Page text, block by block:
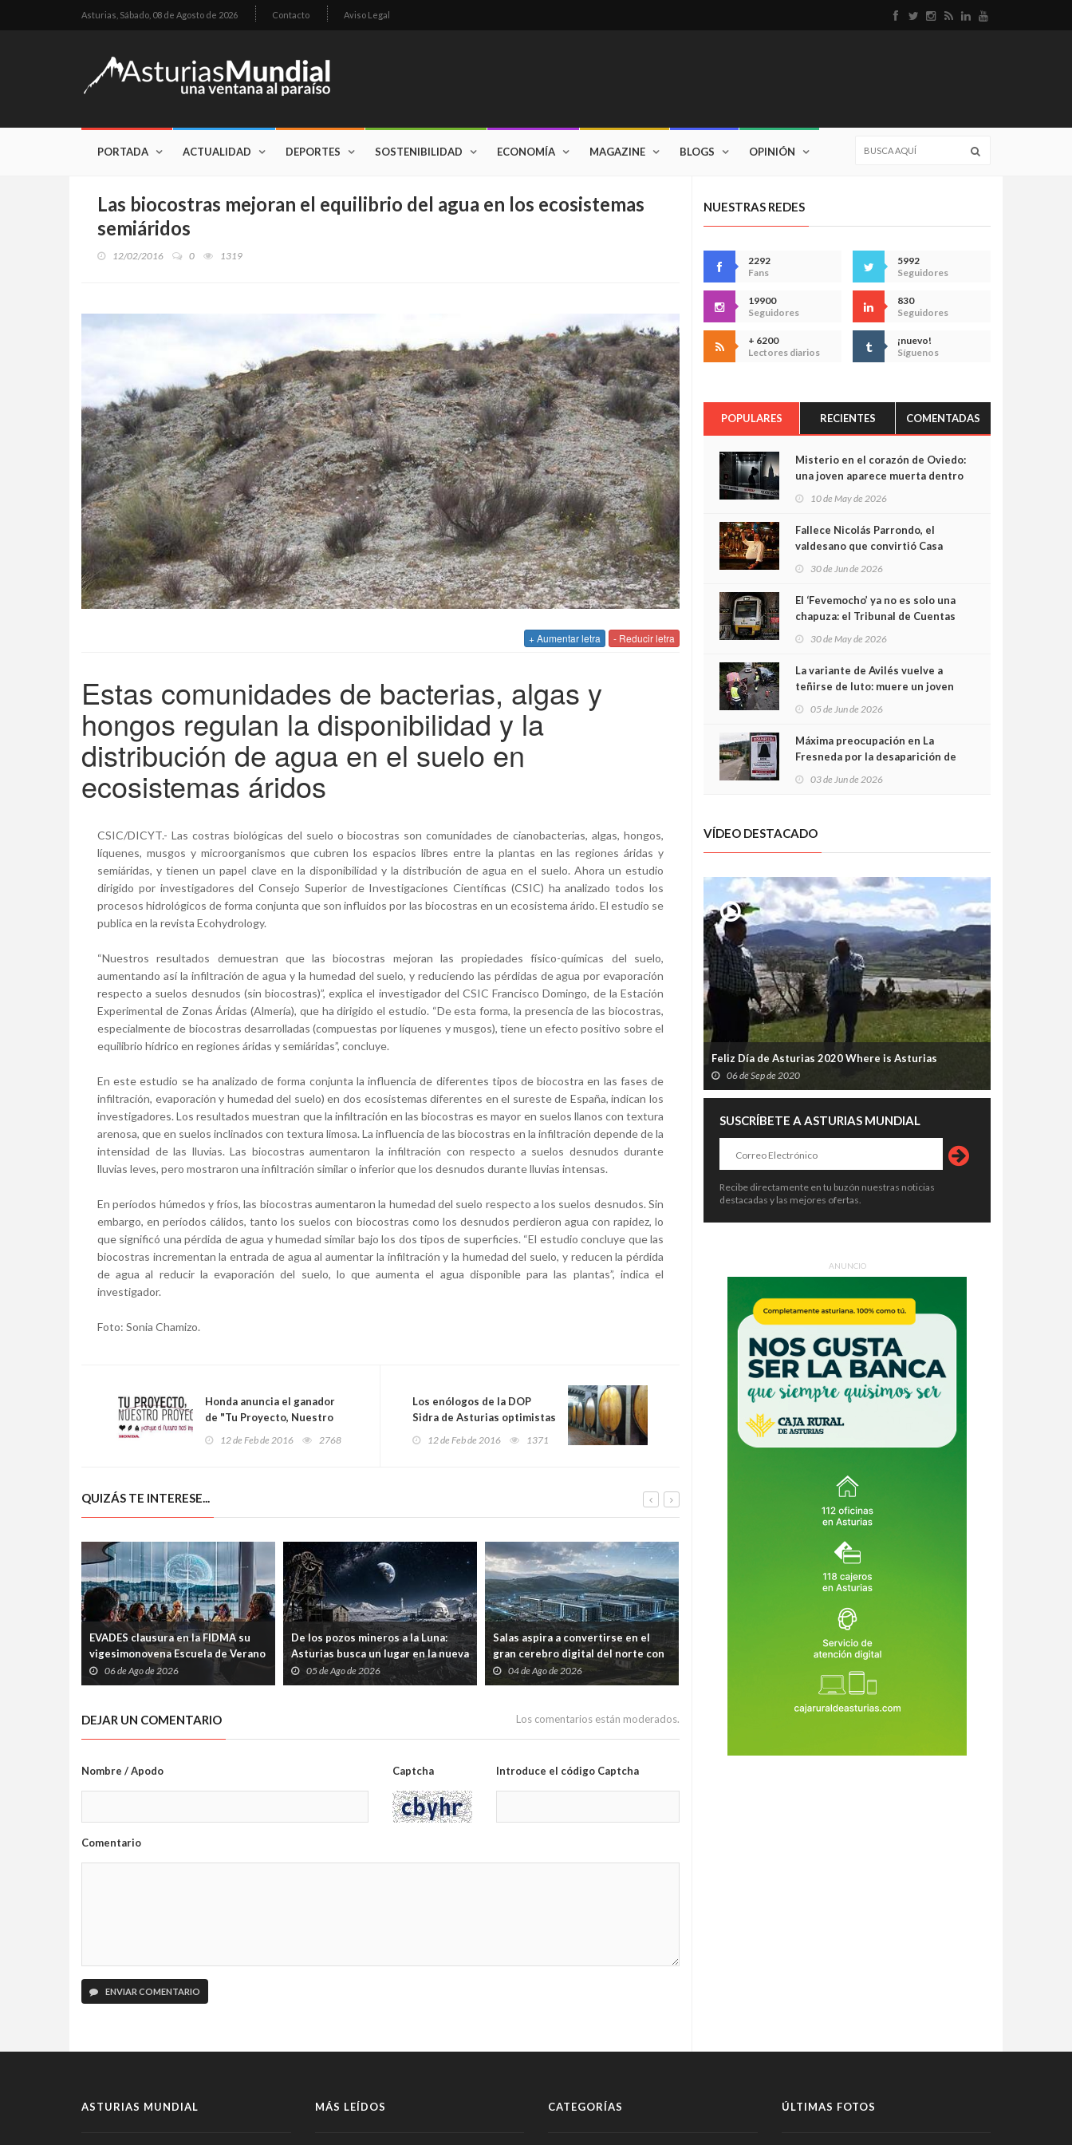
Asturias, Sábado, 08 de Agosto de 2026 Contacto Aviso Legal
PORTADA ACTUALIDAD DEPORTES SOSTENIBILIDAD ECONOMÍA MAGAZINE BLOGS OPINIÓN
Las biocostras mejoran el equilibrio del agua en los ecosistemas
semiáridos
12/02/2016 0 1319
+ Aumentar letra - Reducir letra
Estas comunidades de bacterias, algas y
hongos regulan la disponibilidad y la
distribución de agua en el suelo en
ecosistemas áridos
CSIC/DICYT.- Las costras biológicas del suelo o biocostras son comunidades de cianobacterias, algas, hongos,
líquenes, musgos y microorganismos que cubren los espacios libres entre la plantas en las regiones áridas y
semiáridas, y tienen un papel clave en la disponibilidad y la distribución de agua en el suelo. Ahora un estudio
dirigido por investigadores del Consejo Superior de Investigaciones Científicas (CSIC) ha analizado todos los
procesos hidrológicos de forma conjunta que son influidos por las biocostras en un ecosistema árido. El estudio se
publica en la revista Ecohydrology.
“Nuestros resultados demuestran que las biocostras mejoran las propiedades físico-químicas del suelo,
aumentando así la infiltración de agua y la humedad del suelo, y reduciendo las pérdidas de agua por evaporación
respecto a suelos desnudos (sin biocostras)”, explica el investigador del CSIC Francisco Domingo, de la Estación
Experimental de Zonas Áridas (Almería), que ha dirigido el estudio. “De esta forma, la presencia de las biocostras,
especialmente de biocostras desarrolladas (compuestas por líquenes y musgos), tiene un efecto positivo sobre el
equilibrio hídrico en regiones áridas y semiáridas”, concluye.
En este estudio se ha analizado de forma conjunta la influencia de diferentes tipos de biocostra en las fases de
infiltración, evaporación y humedad del suelo) en dos ecosistemas diferentes en el sureste de España, indican los
investigadores. Los resultados muestran que la infiltración en las biocostras es mayor en suelos llanos con textura
arenosa, que en suelos inclinados con textura limosa. La influencia de las biocostras en la infiltración depende de la
intensidad de las lluvias. Las biocostras aumentaron la infiltración con respecto a suelos desnudos durante
lluvias leves, pero mostraron una infiltración similar o inferior que los desnudos durante lluvias intensas.
En períodos húmedos y fríos, las biocostras aumentaron la humedad del suelo respecto a los suelos desnudos. Sin
embargo, en períodos cálidos, tanto los suelos con biocostras como los desnudos perdieron agua con rapidez, lo
que significó una pérdida de agua y humedad similar bajo los dos tipos de superficies. “El estudio concluye que las
biocostras incrementan la entrada de agua al aumentar la infiltración y la humedad del suelo, y reducen la pérdida
de agua al reducir la evaporación del suelo, lo que aumenta el agua disponible para las plantas”, indica el
investigador.
Foto: Sonia Chamizo.
Honda anuncia el ganador
de "Tu Proyecto, Nuestro
Proyecto"
12 de Feb de 2016 2768
Los enólogos de la DOP
Sidra de Asturias optimistas
ante la buena calidad de la
12 de Feb de 2016 1371
QUIZÁS TE INTERESE...
EVADES clausura en la FIDMA su
vigesimonovena Escuela de Verano
con una mesa redonda abierta
sobre pensamiento crítico y
06 de Ago de 2026
De los pozos mineros a la Luna:
Asturias busca un lugar en la nueva
carrera espacial
05 de Ago de 2026
Salas aspira a convertirse en el
gran cerebro digital del norte con
una inversión de 1.226 millones
04 de Ago de 2026
Por qué la narrativa visual está
reemplazando a las diapositivas
DEJAR UN COMENTARIO Los comentarios están moderados.
Nombre / Apodo Captcha Introduce el código Captcha
Comentario
ENVIAR COMENTARIO
NUESTRAS REDES
2292
Fans
5992
Seguidores
19900
Seguidores
830
Seguidores
+ 6200
Lectores diarios
¡nuevo!
Síguenos
POPULARES RECIENTES COMENTADAS
Misterio en el corazón de Oviedo:
una joven aparece muerta dentro
cámaras captan sus últimos
minutos
10 de May de 2026
Fallece Nicolás Parrondo, el
valdesano que convirtió Casa
30 de Jun de 2026
El ‘Fevemocho’ ya no es solo una
chapuza: el Tribunal de Cuentas
sobrecoste de los trenes que no
cabían por los túneles
30 de May de 2026
La variante de Avilés vuelve a
teñirse de luto: muere un joven
05 de Jun de 2026
Máxima preocupación en La
Fresneda por la desaparición de
03 de Jun de 2026
VÍDEO DESTACADO
Feliz Día de Asturias 2020 Where is Asturias
06 de Sep de 2020
SUSCRÍBETE A ASTURIAS MUNDIAL
Recibe directamente en tu buzón nuestras noticias
destacadas y las mejores ofertas.
ANUNCIO
ASTURIAS MUNDIAL MÁS LEÍDOS CATEGORÍAS ÚLTIMAS FOTOS